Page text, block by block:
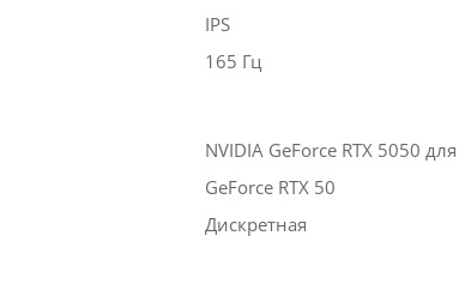
IPS
165 Гц
NVIDIA GeForce RTX 5050
GeForce RTX 50
Дискретная